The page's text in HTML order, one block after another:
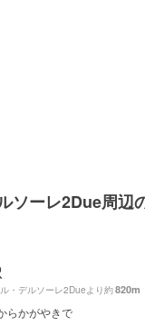
ソーレ2Due周辺
・デルソーレ2Dueより約820m
らかがやきで